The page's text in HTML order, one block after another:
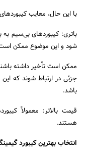
با این حال، معایب
باتری: کیبوردهای بی‌سیم
شود و این موضوع ممکن
ممکن است تأخیر داشته
جزئی در ارتباط شوند که
باشد.
قیمت بالاتر: معمولاً
هستند.
انتخاب بهترین کیبورد